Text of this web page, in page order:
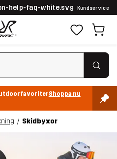
Kundservice
Shoppa nu
Skidbyxor